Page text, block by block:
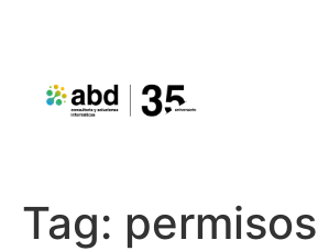
Tag: permisos